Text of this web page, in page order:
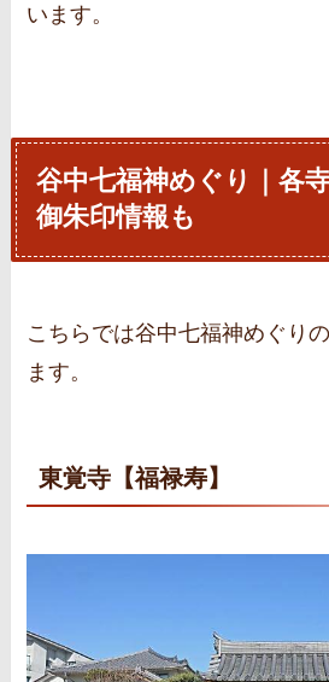
います。
谷中七福神めぐり｜各
御朱印情報も
こちらでは谷中七福神めぐり
ます。
東覚寺【福禄寿】